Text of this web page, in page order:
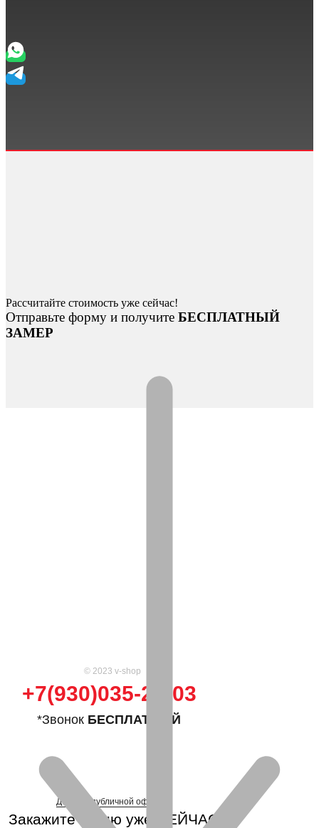
Рассчитайте стоимость уже сейчас!
Отправьте форму и получите БЕСПЛАТНЫЙ
ЗАМЕР
© 2023 v-shop
+7(930)035-25-03
*Звонок БЕСПЛАТНЫЙ
Договор публичной оферты
Закажите кухню уже СЕЙЧАС!